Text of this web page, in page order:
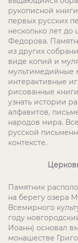
рукописной
первых русских
несколько лет
Федорова.
из других
виде копий и
мультимедийные
интерактивные
рисованные
узнать истории
алфавитов,
народов мира.
русской
контексте.
Памятник
на берегу озера
Всемирного
году
Иоанн) основал
монашестве